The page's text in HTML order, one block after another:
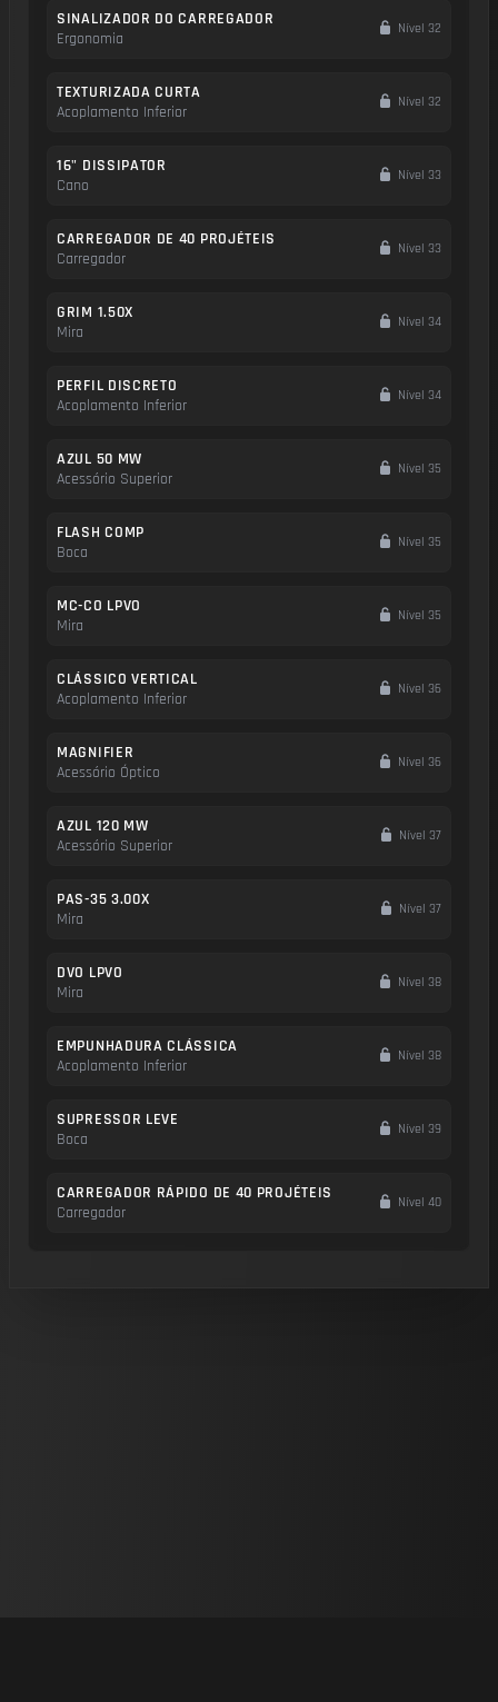
SINALIZADOR DO CARREGADOR
Ergonomia
Nível 32
TEXTURIZADA CURTA
Acoplamento Inferior
Nível 32
16" DISSIPATOR
Cano
Nível 33
CARREGADOR DE 40 PROJÉTEIS
Carregador
Nível 33
GRIM 1.50X
Mira
Nível 34
PERFIL DISCRETO
Acoplamento Inferior
Nível 34
AZUL 50 MW
Acessório Superior
Nível 35
FLASH COMP
Boca
Nível 35
MC-CO LPVO
Mira
Nível 35
CLÁSSICO VERTICAL
Acoplamento Inferior
Nível 36
MAGNIFIER
Acessório Óptico
Nível 36
AZUL 120 MW
Acessório Superior
Nível 37
PAS-35 3.00X
Mira
Nível 37
DVO LPVO
Mira
Nível 38
EMPUNHADURA CLÁSSICA
Acoplamento Inferior
Nível 38
SUPRESSOR LEVE
Boca
Nível 39
CARREGADOR RÁPIDO DE 40 PROJÉTEIS
Carregador
Nível 40